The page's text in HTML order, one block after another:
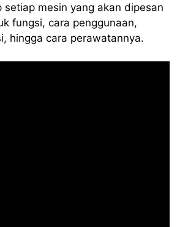
setiap mesin yang akan dipesan
fungsi, cara penggunaan,
hingga cara perawatannya.